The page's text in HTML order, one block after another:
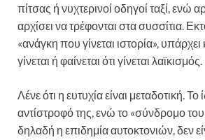
πίτσας ή νυχτερινοί οδηγοί ταξί, ενώ
αρχίσει να τρέφονται στα συσσίτια.
«ανάγκη που γίνεται ιστορία»,
γίνεται ή φαίνεται ότι γίνεται λαϊκισμός.
Λένε ότι η ευτυχία είναι μεταδοτική. Το
αντίστροφό της, ενώ το «σύνδρομο
δηλαδή η επιδημία αυτοκτονιών, δεν